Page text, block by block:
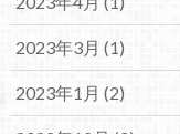
2023年3月 (1)
2023年1月 (2)